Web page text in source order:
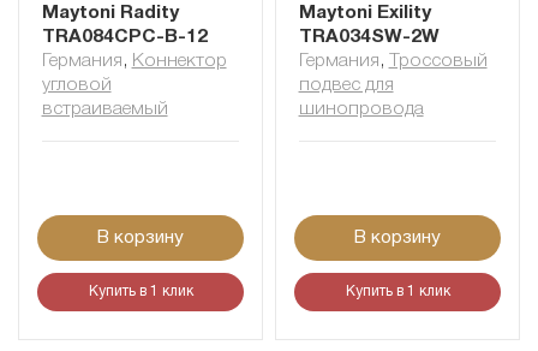
Maytoni Radity
TRA084CPC-B-12
Германия , Коннектор
угловой
встраиваемый
В корзину
Купить в 1 клик
Maytoni Exility
TRA034SW-2W
Германия ,
Троссовый
подвес для
шинопровода
В корзину
Купить в 1 клик